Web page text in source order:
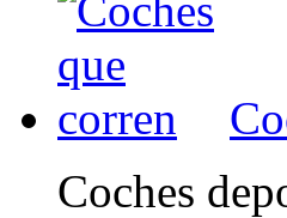
Coches